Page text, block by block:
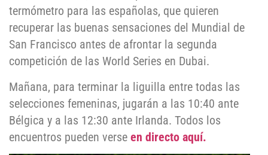
termómetro para las españolas, que quieren
recuperar las buenas sensaciones del Mundial de
San Francisco antes de afrontar la segunda
competición de las World Series en Dubai.
Mañana, para terminar la liguilla entre todas las
selecciones femeninas, jugarán a las 10:40 ante
Bélgica y a las 12:30 ante Irlanda. Todos los
encuentros pueden verse en directo aquí.